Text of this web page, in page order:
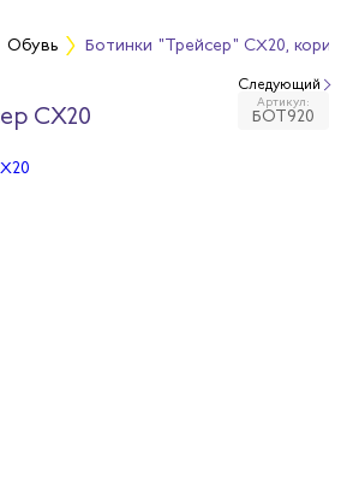
Обувь Ботинки "Трейсер" CX20,
СX20 Артикул:
БОТ920
Следующий